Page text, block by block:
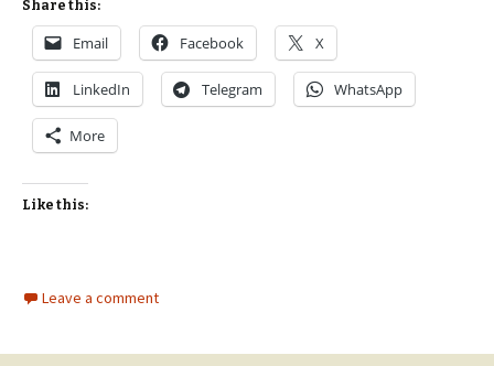
Share this:
Email Facebook X
LinkedIn Telegram WhatsApp
More
Like this:
Leave a comment